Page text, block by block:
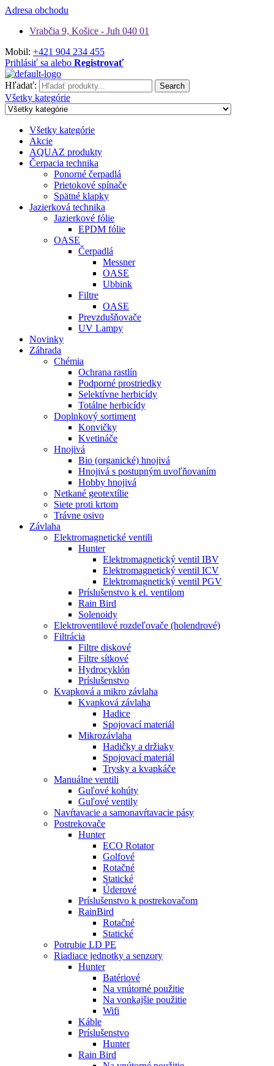
Adresa obchodu
Vrabčia 9, Košice - Juh 040 01
Mobil: +421 904 234 455
Prihlásiť sa alebo Registrovať
Hľadať: Search
Všetky kategórie
Všetky kategórie
Akcie
AQUAZ produkty
Čerpacia technika
Ponorné čerpadlá
Prietokové spínače
Spätné klapky
Jazierková technika
Jazierkové fólie
EPDM fólie
OASE
Čerpadlá
Messner
OASE
Ubbink
Filtre
OASE
Prevzdušňovače
UV Lampy
Novinky
Záhrada
Chémia
Ochrana rastlín
Podporné prostriedky
Selektívne herbicídy
Totálne herbicídy
Doplnkový sortiment
Konvičky
Kvetináče
Hnojivá
Bio (organické) hnojivá
Hnojivá s postupným uvoľňovaním
Hobby hnojivá
Netkané geotextílie
Siete proti krtom
Trávne osivo
Závlaha
Elektromagnetické ventili
Hunter
Elektromagnetický ventil IBV
Elektromagnetický ventil ICV
Elektromagnetický ventil PGV
Príslušenstvo k el. ventilom
Rain Bird
Solenoidy
Elektroventilové rozdeľovače (holendrové)
Filtrácia
Filtre diskové
Filtre sítkové
Hydrocyklón
Príslušenstvo
Kvapková a mikro závlaha​
Kvapková závlaha
Hadice
Spojovací materiál
Mikrozávlaha
Hadičky a držiaky
Spojovací materiál
Trysky a kvapkáče
Manuálne ventili
Guľové kohúty
Guľové ventily
Navŕtavacie a samonavŕtavacie pásy
Postrekovače
Hunter
ECO Rotator
Golfové
Rotačné
Statické
Úderové
Príslušenstvo k postrekovačom
RainBird
Rotačné
Statické
Potrubie LD PE
Riadiace jednotky a senzory
Hunter
Batériové
Na vnútorné použitie
Na vonkajšie použitie
Wifi
Káble
Príslušenstvo
Hunter
Rain Bird